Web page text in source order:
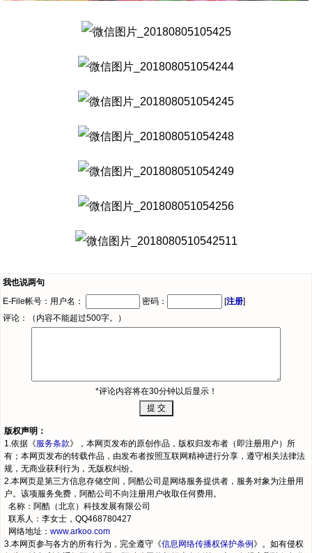
我也说两句
E-File帐号：用户名：
密码： [注册]
评论：（内容不能超过500字。）
*评论内容将在30分钟以后显示！
版权声明：
1.依据《服务条款》，本网页发布的原创作品，版权归发布者（即注册用户）所
有；本网页发布的转载作品，由发布者按照互联网精神进行分享，遵守相关法律法
规，无商业获利行为，无版权纠纷。
2.本网页是第三方信息存储空间，阿酷公司是网络服务提供者，服务对象为注册用
户。该项服务免费，阿酷公司不向注册用户收取任何费用。
名称：阿酷（北京）科技发展有限公司
联系人：李女士，QQ468780427
网络地址： www.arkoo.com
3.本网页参与各方的所有行为，完全遵守《信息网络传播权保护条例 》。如有侵权